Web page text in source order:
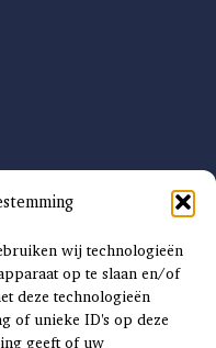
wij technologieën
op te slaan en/of
deze technologieën
of unieke ID's op deze
geeft of uw